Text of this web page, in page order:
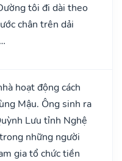
tôi đi dài theo
chân trên dải
hoạt động cách
Mậu. Ông sinh ra
Lưu tỉnh Nghệ
những người
gia tổ chức tiền